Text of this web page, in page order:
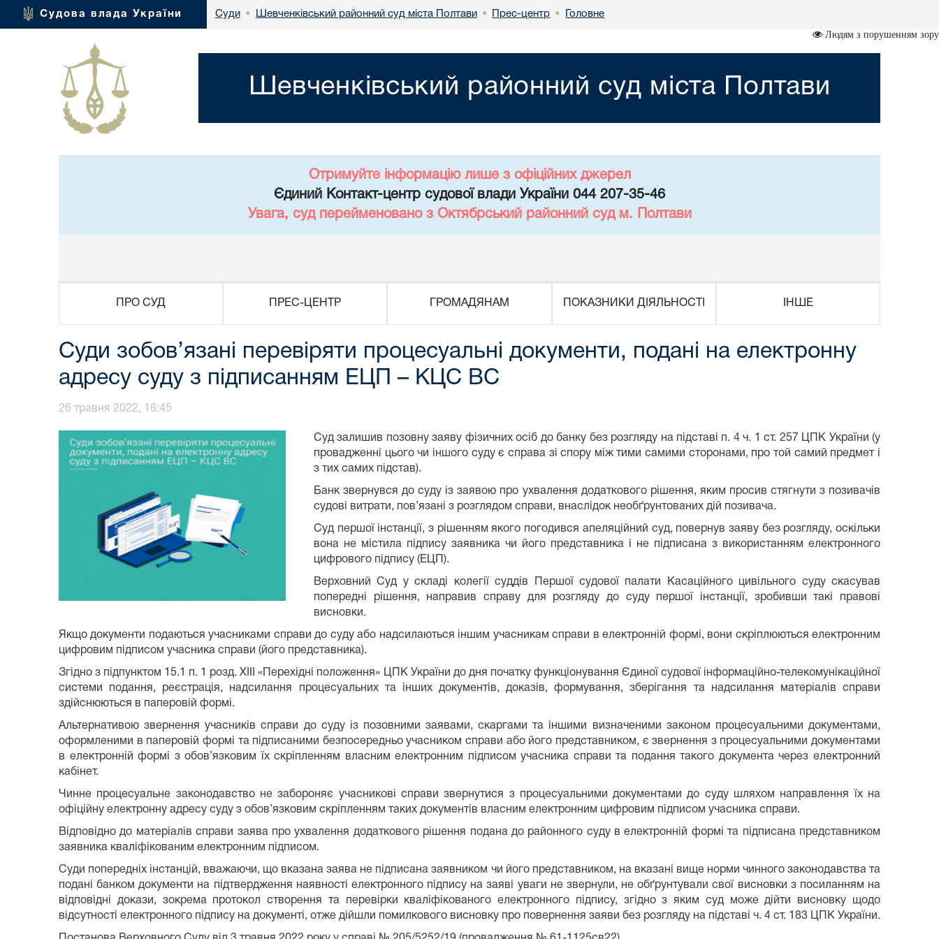
Судова влада України Суди • Шевченківський районний суд міста Полтави • Прес-центр • Головне
Людям з порушенням зору
Шевченківський районний суд міста Полтави
Отримуйте інформацію лише з офіційних джерел
Єдиний Контакт-центр судової влади України 044 207-35-46
Увага, суд перейменовано з Октябрський районний суд м. Полтави
ПРО СУД ПРЕС-ЦЕНТР ГРОМАДЯНАМ ПОКАЗНИКИ ДІЯЛЬНОСТІ ІНШЕ
Суди зобов’язані перевіряти процесуальні документи, подані на електронну
адресу суду з підписанням ЕЦП – КЦС ВС
26 травня 2022, 16:45
Суд залишив позовну заяву фізичних осіб до банку без розгляду на підставі п. 4 ч. 1 ст. 257 ЦПК України (у
провадженні цього чи іншого суду є справа зі спору між тими самими сторонами, про той самий предмет і
з тих самих підстав).
Банк звернувся до суду із заявою про ухвалення додаткового рішення, яким просив стягнути з позивачів
судові витрати, пов’язані з розглядом справи, внаслідок необґрунтованих дій позивача.
Суд першої інстанції, з рішенням якого погодився апеляційний суд, повернув заяву без розгляду, оскільки
вона не містила підпису заявника чи його представника і не підписана з використанням електронного
цифрового підпису (ЕЦП).
Верховний Суд у складі колегії суддів Першої судової палати Касаційного цивільного суду скасував
попередні рішення, направив справу для розгляду до суду першої інстанції, зробивши такі правові
висновки.
Якщо документи подаються учасниками справи до суду або надсилаються іншим учасникам справи в електронній формі, вони скріплюються електронним
цифровим підписом учасника справи (його представника).
Згідно з підпунктом 15.1 п. 1 розд. ХІІІ «Перехідні положення» ЦПК України до дня початку функціонування Єдиної судової інформаційно-телекомунікаційної
системи подання, реєстрація, надсилання процесуальних та інших документів, доказів, формування, зберігання та надсилання матеріалів справи
здійснюються в паперовій формі.
Альтернативою звернення учасників справи до суду із позовними заявами, скаргами та іншими визначеними законом процесуальними документами,
оформленими в паперовій формі та підписаними безпосередньо учасником справи або його представником, є звернення з процесуальними документами
в електронній формі з обов’язковим їх скріпленням власним електронним підписом учасника справи та подання такого документа через електронний
кабінет.
Чинне процесуальне законодавство не забороняє учасникові справи звернутися з процесуальними документами до суду шляхом направлення їх на
офіційну електронну адресу суду з обов’язковим скріпленням таких документів власним електронним цифровим підписом учасника справи.
Відповідно до матеріалів справи заява про ухвалення додаткового рішення подана до районного суду в електронній формі та підписана представником
заявника кваліфікованим електронним підписом.
Суди попередніх інстанцій, вважаючи, що вказана заява не підписана заявником чи його представником, на вказані вище норми чинного законодавства та
подані банком документи на підтвердження наявності електронного підпису на заяві уваги не звернули, не обґрунтували свої висновки з посиланням на
відповідні докази, зокрема протокол створення та перевірки кваліфікованого електронного підпису, згідно з яким суд може дійти висновку щодо
відсутності електронного підпису на документі, отже дійшли помилкового висновку про повернення заяви без розгляду на підставі ч. 4 ст. 183 ЦПК України.